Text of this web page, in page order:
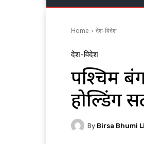
Home देश-विदेश
देश-विदेश
पश्चिम
होल्डिंग
By Birsa Bhumi